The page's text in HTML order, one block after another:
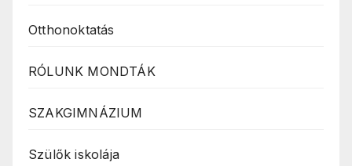
Otthonoktatás
RÓLUNK MONDTÁK
SZAKGIMNÁZIUM
Szülők iskolája